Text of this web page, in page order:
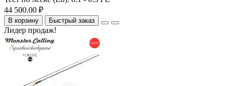
44 500.00 ₽
В корзину Быстрый заказ
Лидер продаж!